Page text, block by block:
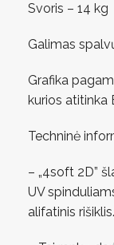
Svoris – 14 kg
Galimas
Grafika
kurios atitinka
Techninė
– „4soft 2D”
UV
alifatinis rišiklis.